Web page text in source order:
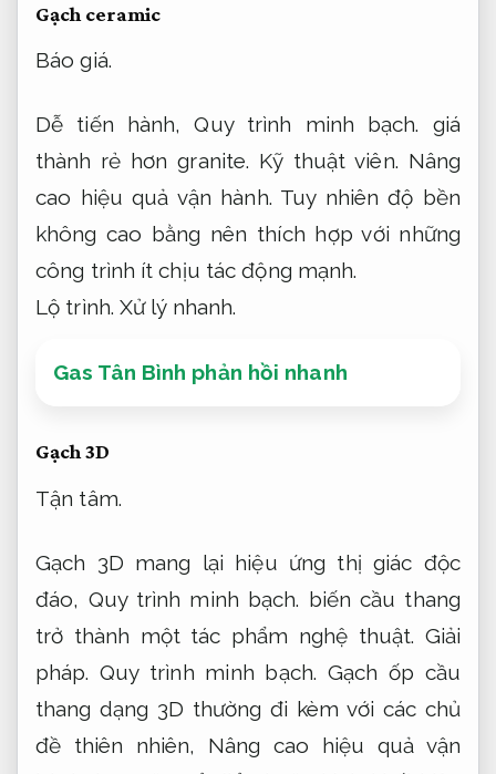
Gạch ceramic
Báo giá.
Dễ tiến hành,Quy trình minh bạch. giá
thành rẻ hơn granite. Kỹ thuật viên. Nâng
cao hiệu quả vận hành. Tuy nhiên độ bền
không cao bằng nên thích hợp với những
công trình ít chịu tác động mạnh.
Lộ trình. Xử lý nhanh.
Gas Tân Bình phản hồi nhanh
Gạch 3D
Tận tâm.
Gạch 3D mang lại hiệu ứng thị giác độc
đáo, Quy trình minh bạch. biến cầu thang
trở thành một tác phẩm nghệ thuật. Giải
pháp. Quy trình minh bạch. Gạch ốp cầu
thang dạng 3D thường đi kèm với các chủ
đề thiên nhiên, Nâng cao hiệu quả vận